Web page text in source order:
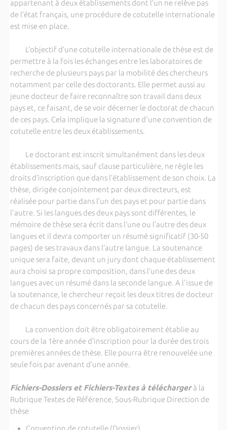
appartenant à deux établissements dont l’un ne relève pas
de l’état français, une procédure de cotutelle internationale
est mise en place.
L’objectif d’une cotutelle internationale de thèse est de
permettre à la fois les échanges entre les laboratoires de
recherche de plusieurs pays par la mobilité des chercheurs
notamment par celle des doctorants. Elle permet aussi au
jeune docteur de faire reconnaître son travail dans deux
pays et, ce faisant, de se voir décerner le doctorat de chacun
de ces pays. Cela implique la signature d'une convention de
cotutelle entre les deux établissements.
Le doctorant est inscrit simultanément dans les deux
établissements mais, sauf clause particulière, ne règle les
droits d’inscription que dans l’établissement de son choix. La
thèse, dirigée conjointement par deux directeurs, est
réalisée pour partie dans l’un des pays et pour partie dans
l'autre. Si les langues des deux pays sont différentes, le
mémoire de thèse sera écrit dans l’une ou l’autre des deux
langues et il devra comporter un résumé significatif (30-50
pages) de ses travaux dans l’autre langue. La soutenance
unique sera faite, devant un jury dont chaque établissement
aura choisi sa propre composition, dans l’une des deux
langues avec un résumé dans la seconde langue. A l'issue de
la soutenance, le chercheur reçoit les deux titres de docteur
de chacun des pays concernés par sa cotutelle.
La convention doit être obligatoirement établie au
cours de la 1ère année d’inscription pour la durée des trois
premières années de thèse. Elle pourra être renouvelée une
seule fois par avenant d’une année.
Fichiers-Dossiers et Fichiers-Textes à téléchargerà la
Rubrique Textes de Référence, Sous-Rubrique Direction de
thèse